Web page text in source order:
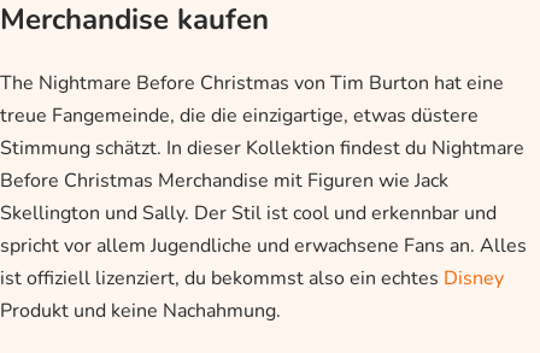
Merchandise kaufen
The Nightmare Before Christmas von Tim Burton hat eine
treue Fangemeinde, die die einzigartige, etwas düstere
Stimmung schätzt. In dieser Kollektion findest du Nightmare
Before Christmas Merchandise mit Figuren wie Jack
Skellington und Sally. Der Stil ist cool und erkennbar und
spricht vor allem Jugendliche und erwachsene Fans an. Alles
ist offiziell lizenziert, du bekommst also ein echtes Disney
Produkt und keine Nachahmung.